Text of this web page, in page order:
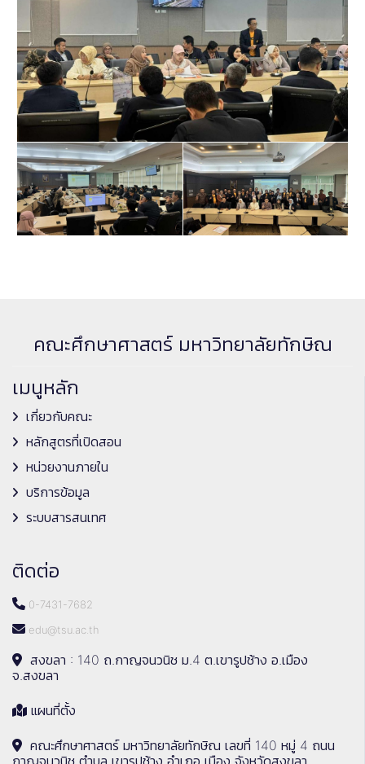
คณะศึกษาศาสตร์ มหาวิทยาลัยทักษิณ
เมนูหลัก
เกี่ยวกับคณะ
หลักสูตรที่เปิดสอน
หน่วยงานภายใน
บริการข้อมูล
ระบบสารสนเทศ
ติดต่อ
0-7431-7682
edu@tsu.ac.th
สงขลา : 140 ถ.กาญจนวนิช ม.4 ต.เขารูปช้าง อ.เมือง
จ.สงขลา
แผนที่ตั้ง
คณะศึกษาศาสตร์ มหาวิทยาลัยทักษิณ เลขที่ 140 หมู่ 4 ถนน